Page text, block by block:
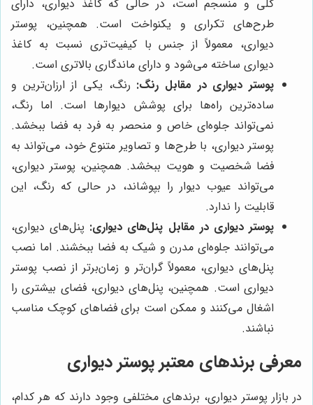
کلی و منسجم است، در حالی که کاغذ دیواری، دارای
طرح‌های تکراری و یکنواخت است. همچنین، پوستر
دیواری، معمولاً از جنس با کیفیت‌تری نسبت به کاغذ
دیواری ساخته می‌شود و دارای ماندگاری بالاتری است.
پوستر دیواری در مقابل رنگ: رنگ، یکی از ارزان‌ترین و
ساده‌ترین راه‌ها برای پوشش دیوارها است. اما رنگ،
نمی‌تواند جلوه‌ای خاص و منحصر به فرد به فضا ببخشد.
پوستر دیواری، با طرح‌ها و تصاویر متنوع خود، می‌تواند به
فضا شخصیت و هویت ببخشد. همچنین، پوستر دیواری،
می‌تواند عیوب دیوار را بپوشاند، در حالی که رنگ، این
قابلیت را ندارد.
پوستر دیواری در مقابل پنل‌های دیواری: پنل‌های دیواری،
می‌توانند جلوه‌ای مدرن و شیک به فضا ببخشند. اما نصب
پنل‌های دیواری، معمولاً گران‌تر و زمان‌برتر از نصب پوستر
دیواری است. همچنین، پنل‌های دیواری، فضای بیشتری را
اشغال می‌کنند و ممکن است برای فضاهای کوچک مناسب
نباشند.
معرفی برندهای معتبر پوستر دیواری
در بازار پوستر دیواری، برندهای مختلفی وجود دارند که هر کدام،